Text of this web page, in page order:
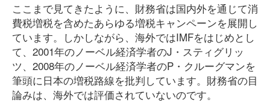
ここまで見てきたように、財務省は国内外を通じて消
費税増税を含めたあらゆる増税キャンペーンを展開し
ています。しかしながら、海外ではIMFをはじめとし
て、2001年のノーベル経済学者のJ・スティグリッ
ツ、2008年のノーベル経済学者のP・クルーグマンを
筆頭に日本の増税路線を批判しています。財務省の目
論みは、海外では評価されていないのです。